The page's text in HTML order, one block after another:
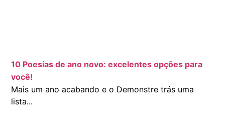
10 Poesias de ano novo: excelentes opções para
você!
Mais um ano acabando e o Demonstre trás uma
lista...